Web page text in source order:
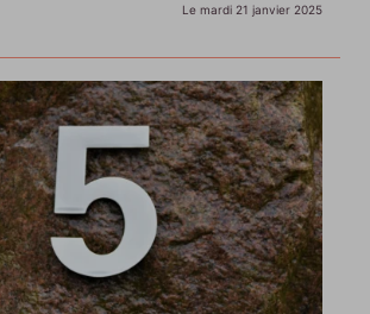
Le mardi 21 janvier 2025